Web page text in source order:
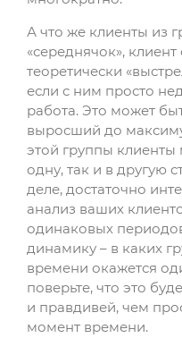
А что же клиенты из
«середнячок»,
теоретически
если с ним просто
работа. Это может
выросший до
этой группы клиенты
одну, так и в другую
деле, достаточно
анализ ваших
одинаковых
динамику – в каких
времени окажется
поверьте, что это
и правдивей, чем
момент времени.